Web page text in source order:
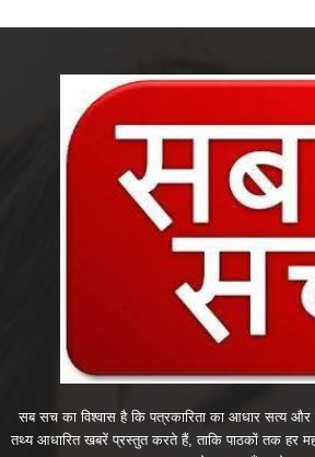
सब सच का विश्वास है कि पत्रकारिता का आधार सत्य और
तथ्य आधारित खबरें प्रस्तुत करते हैं, ताकि पाठकों तक हर